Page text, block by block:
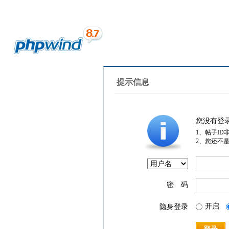
提示信息
您没有登
1、帖子ID
2、您还不
密 码
隐身登录 开启